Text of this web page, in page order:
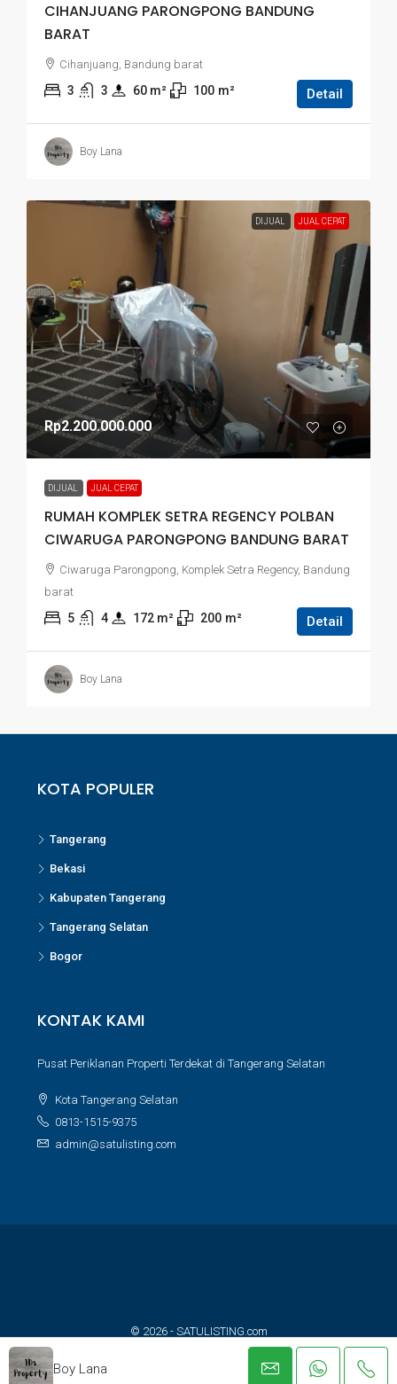
CIHANJUANG PARONGPONG BANDUNG
BARAT
Cihanjuang, Bandung barat
3 3 60 m² 100 m² Detail
Boy Lana
DIJUAL JUAL CEPAT
Rp2.200.000.000
DIJUAL JUAL CEPAT
RUMAH KOMPLEK SETRA REGENCY POLBAN
CIWARUGA PARONGPONG BANDUNG BARAT
Ciwaruga Parongpong, Komplek Setra Regency, Bandung
barat
5 4 172 m² 200 m² Detail
Boy Lana
Boy Lana
KOTA POPULER
Tangerang
Bekasi
Kabupaten Tangerang
Tangerang Selatan
Bogor
KONTAK KAMI
Pusat Periklanan Properti Terdekat di Tangerang Selatan
Kota Tangerang Selatan
0813-1515-9375
admin@satulisting.com
© 2026 - SATULISTING.com
Built with ❤️ for property lovers